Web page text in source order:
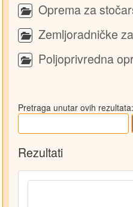
Oprema za
Zemljoradničke
Poljoprivredna
Pretraga unutar ovih rezultata:
Rezultati